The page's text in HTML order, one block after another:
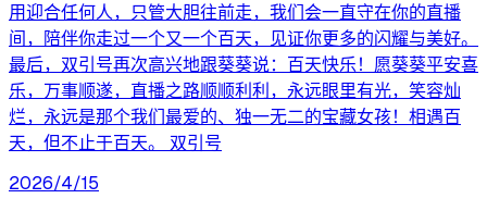
用迎合任何人，只管大胆往前走，我们会一直守在你的直播
间，陪伴你走过一个又一个百天，见证你更多的闪耀与美好。
最后，双引号再次高兴地跟葵葵说：百天快乐！愿葵葵平安喜
乐，万事顺遂，直播之路顺顺利利，永远眼里有光，笑容灿
烂，永远是那个我们最爱的、独一无二的宝藏女孩！相遇百
天，但不止于百天。 双引号
2026/4/15